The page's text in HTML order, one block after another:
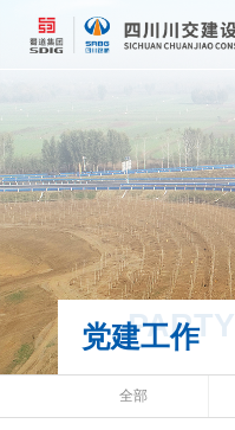
党建工作
PARTY
全部